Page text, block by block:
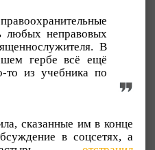
любых неправовых
В
гербе всё ещё
то из учебника по
сказанные им в конце
в соцсетях, а